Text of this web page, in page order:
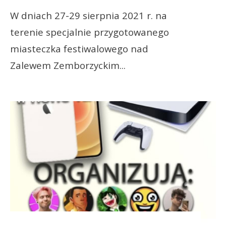
W dniach 27-29 sierpnia 2021 r. na
terenie specjalnie przygotowanego
miasteczka festiwalowego nad
Zalewem Zemborzyckim...